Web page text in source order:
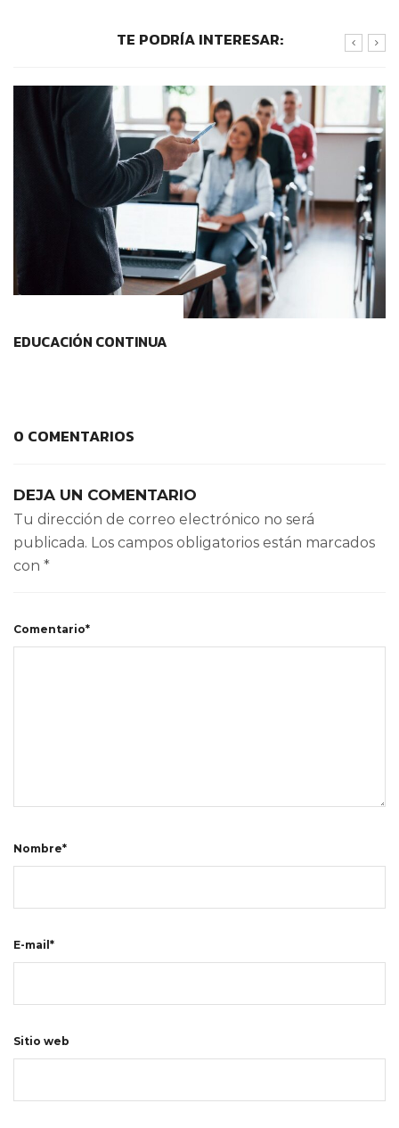
TE PODRÍA INTERESAR:
EDUCACIÓN CONTINUA
0 COMENTARIOS
DEJA UN COMENTARIO
Tu dirección de correo electrónico no será
publicada. Los campos obligatorios están marcados
con *
Comentario*
Nombre*
E-mail*
Sitio web